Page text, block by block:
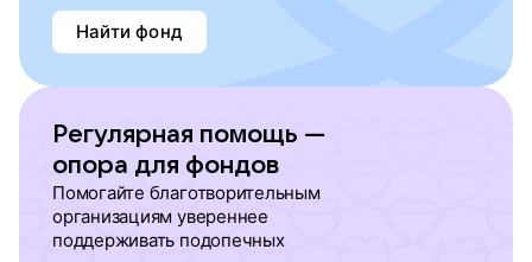
Найти фонд
Регулярная помощь —
опора для фондов
Помогайте благотворительным
организациям увереннее
поддерживать подопечных